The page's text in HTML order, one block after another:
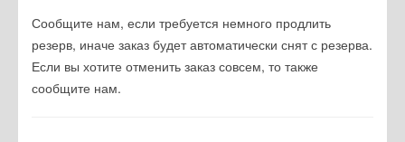
Сообщите нам, если требуется немного продлить
резерв, иначе заказ будет автоматически снят с резерва.
Если вы хотите отменить заказ совсем, то также
сообщите нам.